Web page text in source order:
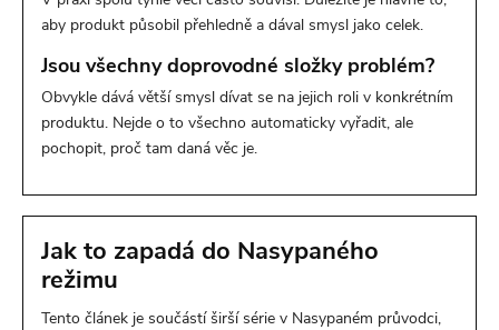
aby produkt působil přehledně a dával smysl jako celek.
Jsou všechny doprovodné složky problém?
Obvykle dává větší smysl dívat se na jejich roli v konkrétním
produktu. Nejde o to všechno automaticky vyřadit, ale
pochopit, proč tam daná věc je.
Jak to zapadá do Nasypaného
režimu
Tento článek je součástí širší série v Nasypaném průvodci,